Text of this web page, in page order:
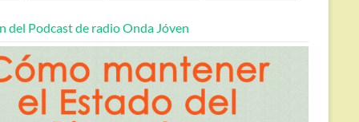
del Podcast de radio Onda Jóven